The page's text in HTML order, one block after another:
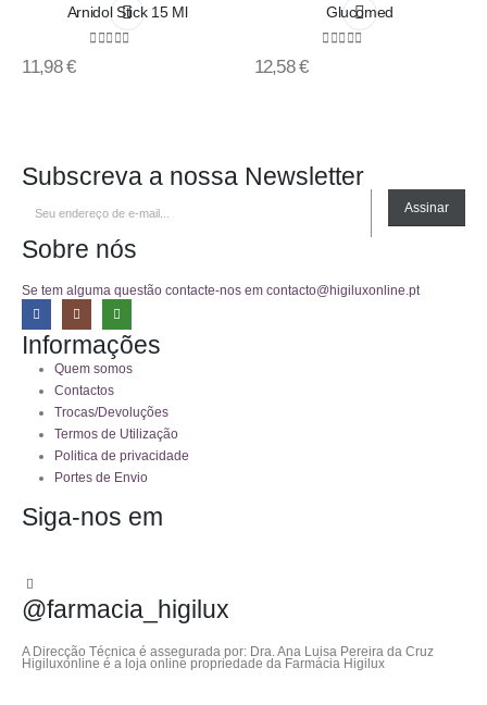
Arnidol Stick 15 Ml
11,98€
Glucomed
12,58€
Subscreva a nossa Newsletter
Assinar
Sobre nós
Se tem alguma questão contacte-nos em contacto@higiluxonline.pt
Informações
Quem somos
Contactos
Trocas/Devoluções
Termos de Utilização
Politica de privacidade
Portes de Envio
Siga-nos em
@farmacia_higilux
A Direcção Técnica é assegurada por: Dra. Ana Luisa Pereira da Cruz
Higiluxonline é a loja online propriedade da Farmácia Higilux